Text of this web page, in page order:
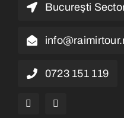
Bucureşti
0723 151 119